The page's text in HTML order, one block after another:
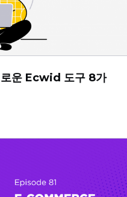
로운 Ecwid 도구 8가